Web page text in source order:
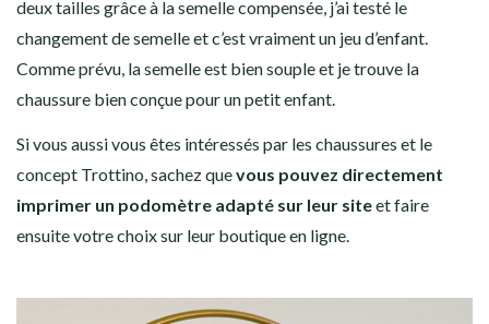
deux tailles grâce à la semelle compensée, j’ai testé le
changement de semelle et c’est vraiment un jeu d’enfant.
Comme prévu, la semelle est bien souple et je trouve la
chaussure bien conçue pour un petit enfant.
Si vous aussi vous êtes intéressés par les chaussures et le
concept Trottino, sachez quevous pouvez directement
imprimer un podomètre adapté sur leur siteet faire
ensuite votre choix sur leur boutique en ligne.